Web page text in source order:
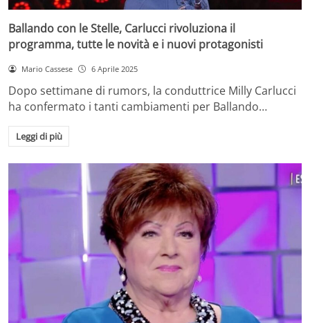
Ballando con le Stelle, Carlucci rivoluziona il
programma, tutte le novità e i nuovi protagonisti
Mario Cassese 6 Aprile 2025
Dopo settimane di rumors, la conduttrice Milly Carlucci
ha confermato i tanti cambiamenti per Ballando…
Leggi di più